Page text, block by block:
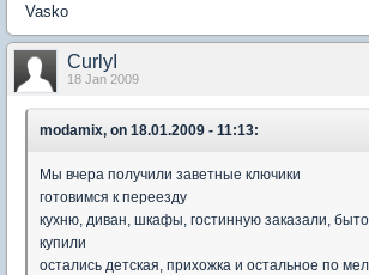
Vasko
CurlyI
18 Jan 2009
modamix, on 18.01.2009 - 11:13:
Мы вчера получили заветные ключики
готовимся к переезду
кухню, диван, шкафы, гостинную заказали,
купили
остались детская, прихожка и остальное по